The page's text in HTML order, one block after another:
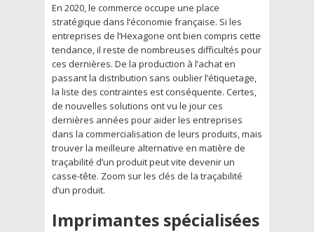
En 2020, le commerce occupe une place
stratégique dans l’économie française. Si les
entreprises de l’Hexagone ont bien compris cette
tendance, il reste de nombreuses difficultés pour
ces dernières. De la production à l’achat en
passant la distribution sans oublier l’étiquetage,
la liste des contraintes est conséquente. Certes,
de nouvelles solutions ont vu le jour ces
dernières années pour aider les entreprises
dans la commercialisation de leurs produits, mais
trouver la meilleure alternative en matière de
traçabilité d’un produit peut vite devenir un
casse-tête. Zoom sur les clés de la traçabilité
d’un produit.
Imprimantes spécialisées